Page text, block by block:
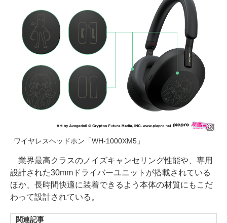
ワイヤレスヘッドホン「WH-1000XM5」
業界最高クラスのノイズキャンセリング性能や、専用
設計された30mmドライバーユニットが搭載されている
ほか、長時間快適に装着できるよう本体の材質にもこだ
わって設計されている。
関連記事